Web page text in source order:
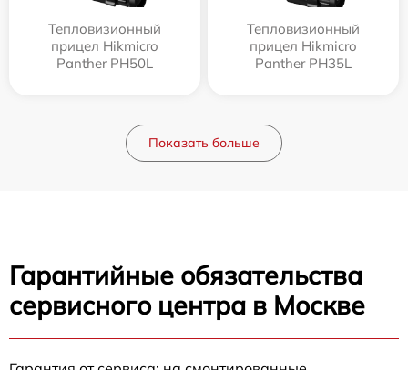
Тепловизионный
прицел Hikmicro
Panther PH50L
Тепловизионный
прицел Hikmicro
Panther PH35L
Показать больше
Гарантийные обязательства
сервисного центра в Москве